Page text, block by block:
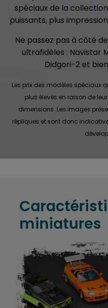
spéciaux de la
puissants, plus
Ne passez pas à côté
ultrafidèles : Navistar
Didgori-2 et
Les prix des modèles spéciaux
plus élevés en raison de
dimensions. Les images
répliques et sont donc
miniatures